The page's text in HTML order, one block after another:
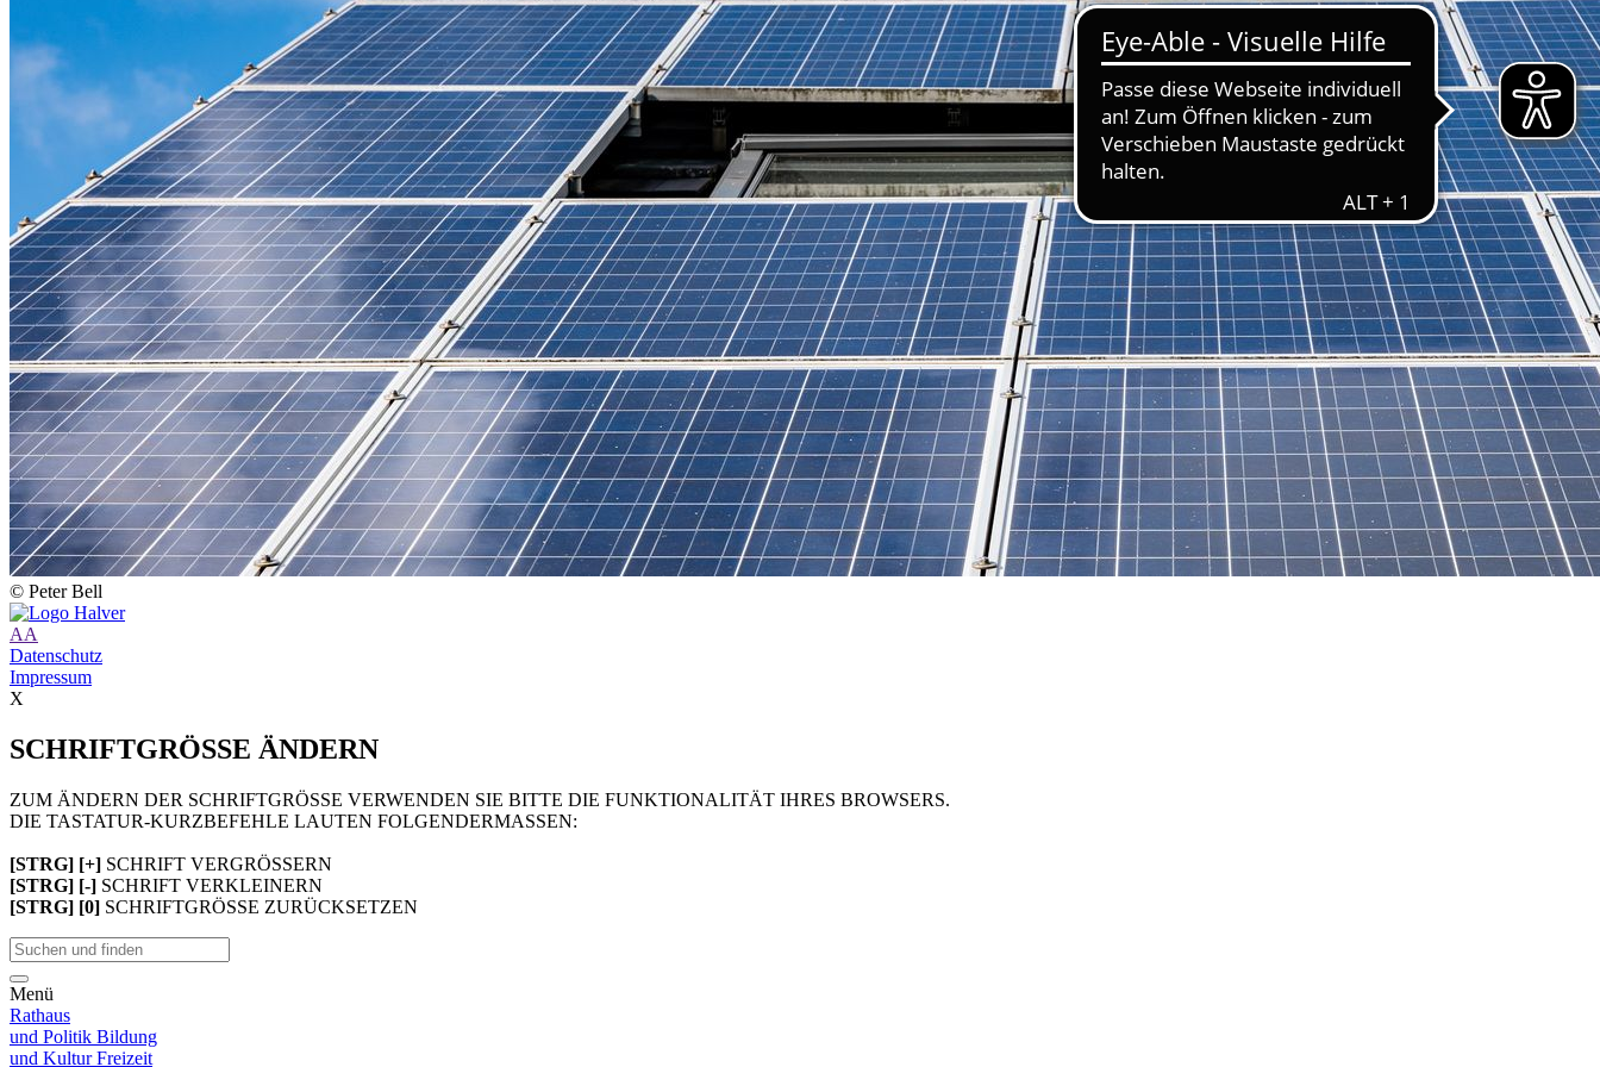
© Peter Bell
AA
Datenschutz
Impressum
X
SCHRIFTGRÖSSE ÄNDERN
ZUM ÄNDERN DER SCHRIFTGRÖSSE VERWENDEN SIE BITTE DIE FUNKTIONALITÄT IHRES BROWSERS.
DIE TASTATUR-KURZBEFEHLE LAUTEN FOLGENDERMASSEN:
[STRG] [+] SCHRIFT VERGRÖSSERN
[STRG] [-] SCHRIFT VERKLEINERN
[STRG] [0] SCHRIFTGRÖSSE ZURÜCKSETZEN
Menü
Rathaus
und Politik Bildung
und KulturFreizeit